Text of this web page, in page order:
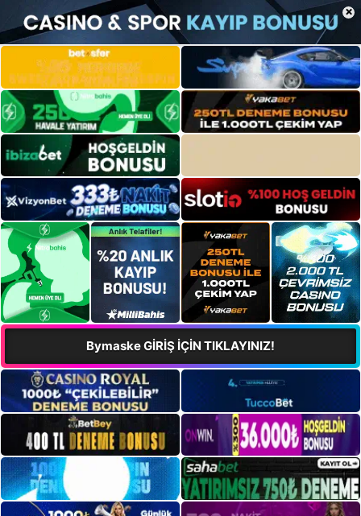
×
Bymaske GİRİŞ İÇİN TIKLAYINIZ!